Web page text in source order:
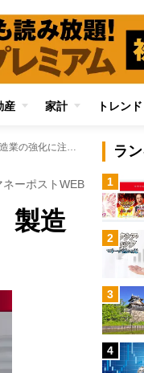
産 家計 トレンド
2023年の中国の成長率目標は5％前後、製造業の強化に注力 その具体的な内容
ネーポストWEB
製造
ラ
1
2
3
4